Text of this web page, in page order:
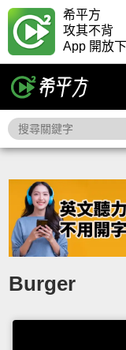
希平方
攻其不背
App 開放
Burger